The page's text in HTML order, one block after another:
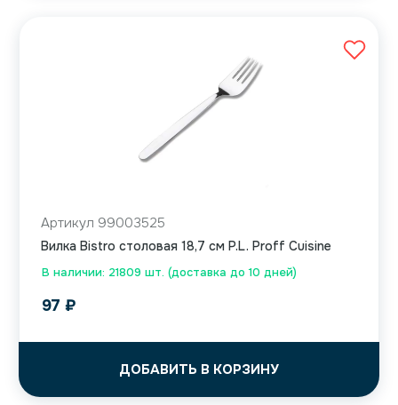
В наличии: 21809 шт. (доставка до 10 дней)
Артикул 99003525
Вилка Bistro столовая 18,7 см P.L. Proff Cuisine
97 ₽
ДОБАВИТЬ В КОРЗИНУ